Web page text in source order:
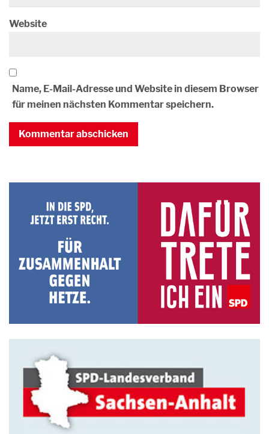
Website
Name, E-Mail-Adresse und Website in diesem Browser
für meinen nächsten Kommentar speichern.